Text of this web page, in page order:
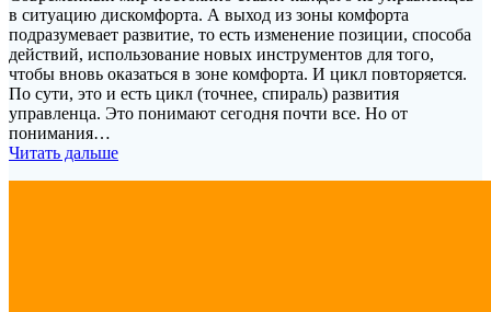
в ситуацию дискомфорта. А выход из зоны комфорта
подразумевает развитие, то есть изменение позиции, способа
действий, использование новых инструментов для того,
чтобы вновь оказаться в зоне комфорта. И цикл повторяется.
По сути, это и есть цикл (точнее, спираль) развития
управленца. Это понимают сегодня почти все. Но от
понимания…
Читать дальше